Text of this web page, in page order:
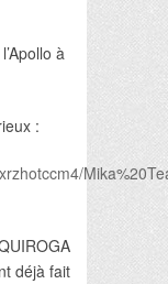
à
:
déjà fait